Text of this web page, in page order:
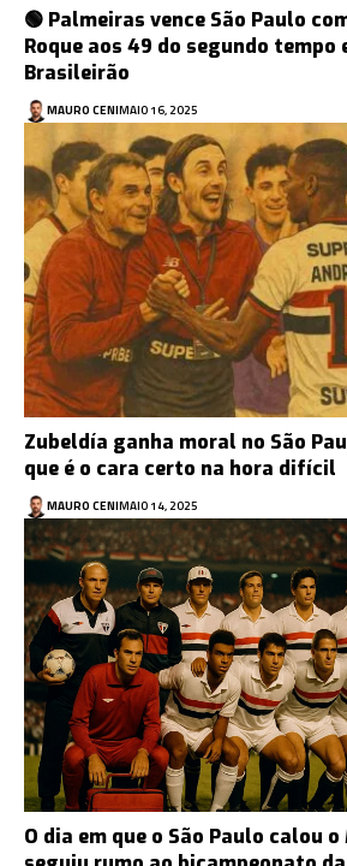
🟢 Palmeiras vence São Paulo
Roque aos 49 do segundo tempo
Brasileirão
MAURO CENIMAIO 16, 2025
Zubeldía ganha moral no São
que é o cara certo na hora difícil
MAURO CENIMAIO 14, 2025
O dia em que o São Paulo calou